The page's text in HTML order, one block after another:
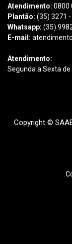
Atendimento: 0800
Plantão: (35) 3271
Whatsapp: (35)
E-mail:
Atendimento:
Segunda a Sexta
Copyright ©